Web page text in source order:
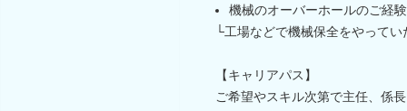
機械のオーバーホールのご経験
└工場などで機械保全をやって
【キャリアパス】
ご希望やスキル次第で主任、係